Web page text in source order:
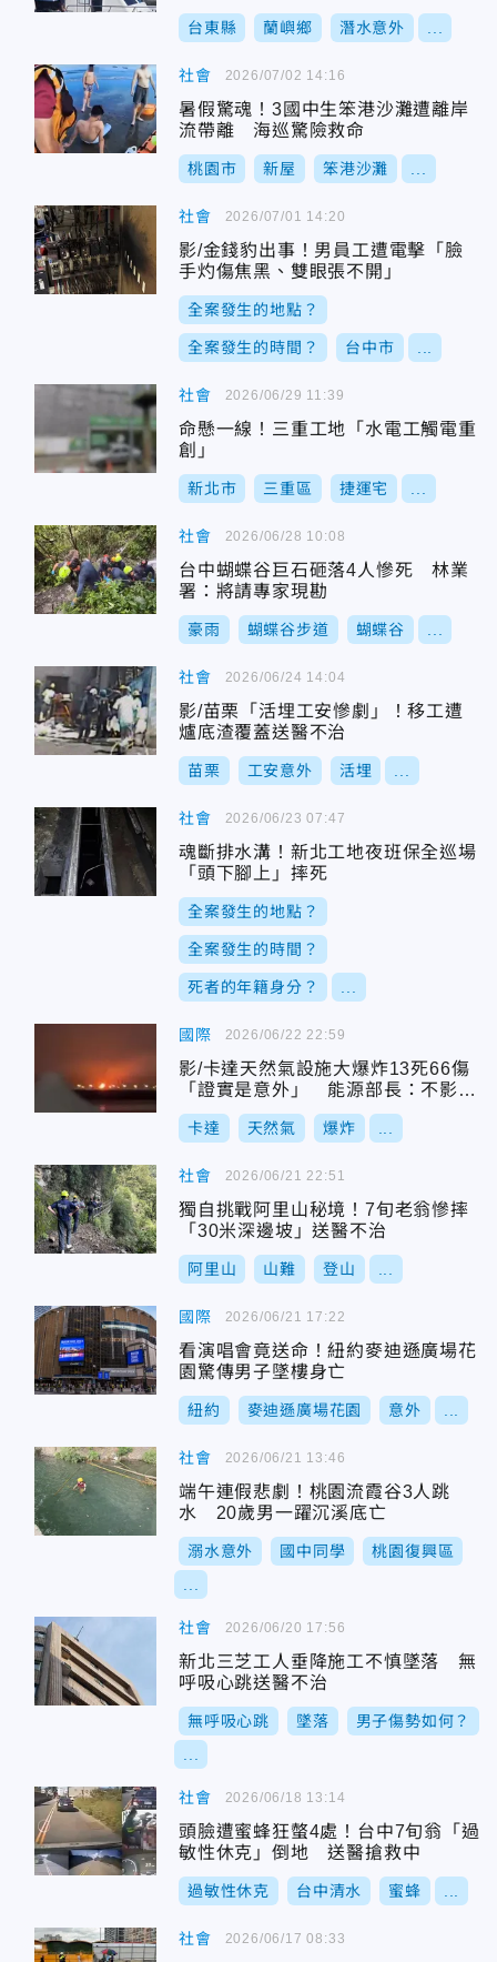
台東縣 蘭嶼鄉 潛水意外
社會
暑假驚魂！3國中生笨港沙灘遭離岸
流帶離 海巡驚險救命
桃園市 新屋 笨港沙灘
2026/07/02 14:16
社會
影/金錢豹出事！男員工遭電擊「臉
手灼傷焦黑、雙眼張不開」
全案發生的地點？
全案發生的時間？ 台中市
2026/07/01 14:20
社會
命懸一線！三重工地「水電工觸電重
創」
新北市 三重區 捷運宅
2026/06/29 11:39
社會
台中蝴蝶谷巨石砸落4人慘死 林業
署：將請專家現勘
豪雨 蝴蝶谷步道 蝴蝶谷
2026/06/28 10:08
社會
影/苗栗「活埋工安慘劇」！移工遭
爐底渣覆蓋送醫不治
苗栗 工安意外 活埋
2026/06/24 14:04
社會
魂斷排水溝！新北工地夜班保全巡場
「頭下腳上」摔死
全案發生的地點？
全案發生的時間？
死者的年籍身分？
2026/06/23 07:47
國際
影/卡達天然氣設施大爆炸13死66傷
「證實是意外」 能源部長：不影響
出口
卡達 天然氣 爆炸
2026/06/22 22:59
社會
獨自挑戰阿里山秘境！7旬老翁慘摔
「30米深邊坡」送醫不治
阿里山 山難 登山
2026/06/21 22:51
國際
看演唱會竟送命！紐約麥迪遜廣場花
園驚傳男子墜樓身亡
紐約 麥迪遜廣場花園 意外
2026/06/21 17:22
社會
端午連假悲劇！桃園流霞谷3人跳
水 20歲男一躍沉溪底亡
溺水意外 國中同學 桃園復興區
2026/06/21 13:46
社會
新北三芝工人垂降施工不慎墜落 無
呼吸心跳送醫不治
無呼吸心跳 墜落 男子傷勢如何？
2026/06/20 17:56
社會
頭臉遭蜜蜂狂螫4處！台中7旬翁「過
敏性休克」倒地 送醫搶救中
過敏性休克 台中清水 蜜蜂
2026/06/18 13:14
社會 2026/06/17 08:33